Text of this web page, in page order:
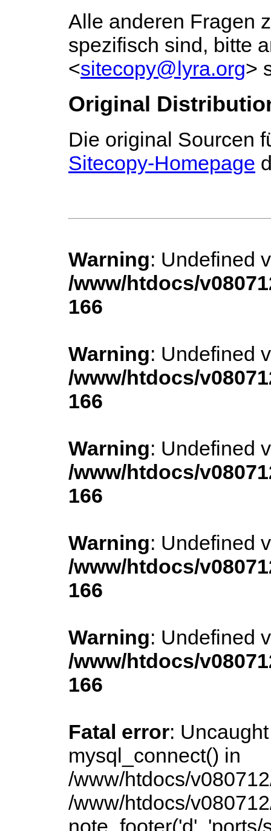
Alle anderen Fragen
spezifisch sind, bitte
<sitecopy@lyra.org>
Original
Die original Sourcen
Sitecopy-Homepage
Warning: Undefined
/www/htdocs/
166
Warning: Undefined
/www/htdocs/
166
Warning: Undefined
/www/htdocs/
166
Warning: Undefined
/www/htdocs/
166
Warning: Undefined
/www/htdocs/
166
Fatal error:
mysql_connect() in
/www/htdocs/
/www/htdocs/
note_footer('d',